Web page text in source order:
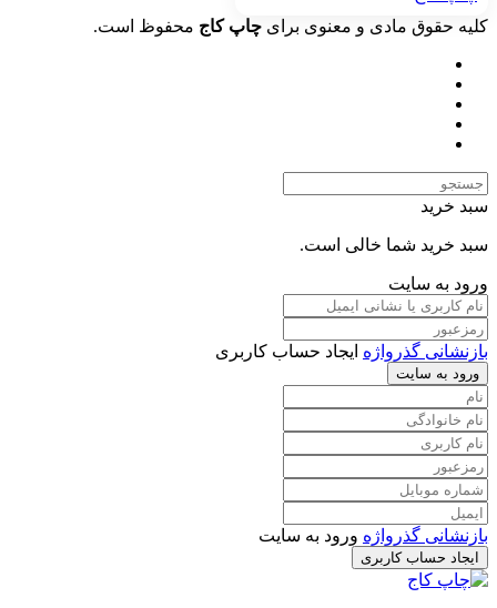
کلیه حقوق مادی و معنوی برای چاپ کاج محفوظ است.
سبد خرید
سبد خرید شما خالی است.
ورود به سایت
بازنشانی گذرواژه ایجاد حساب کاربری
ورود به سایت
بازنشانی گذرواژه ورود به سایت
ایجاد حساب کاربری